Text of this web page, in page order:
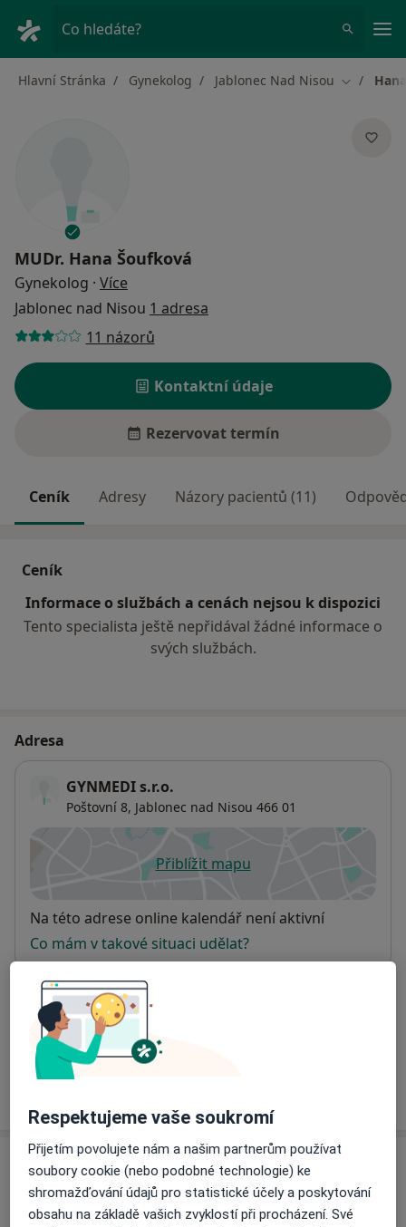
Co hledáte?
Hlavní Stránka Gynekolog Jablonec Nad Nisou Změna
MUDr. Hana Šoufková
Gynekolog · Více
Jablonec nad Nisou 1 adresa
11 názorů
Kontaktní údaje
Rezervovat termín
Ceník Adresy Názory pacientů (11)
Ceník
Informace o službách a cenách nejsou k dispozici
Tento specialista ještě nepřidával žádné informace o
svých službách.
Adresa
GYNMEDI s.r.o.
Poštovní 8, Jablonec nad Nisou 466 01
Přiblížit mapuse otevře v nové záložce
Dostupnost
Na této adrese online kalendář není aktivní
Co mám v takové situaci udělat?
Způsoby platby (soukromé návštěvy)
Na teto adrese lékař přijímá pacienty na pojišťovnu
Detaily
Názory
Přidejte svůj názor
Respektujeme vaše soukromí
Přijetím povolujete nám a našim partnerům používat
soubory cookie (nebo podobné technologie) ke
shromažďování údajů pro statistické účely a poskytování
obsahu na základě vašich zvyklostí při procházení. Své